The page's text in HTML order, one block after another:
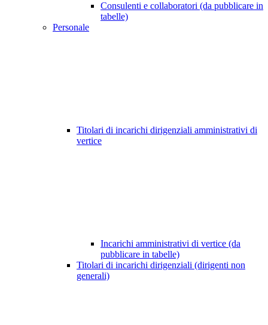
Consulenti e collaboratori (da pubblicare in
tabelle)
Personale
Titolari di incarichi dirigenziali amministrativi di
vertice
Incarichi amministrativi di vertice (da
pubblicare in tabelle)
Titolari di incarichi dirigenziali (dirigenti non
generali)